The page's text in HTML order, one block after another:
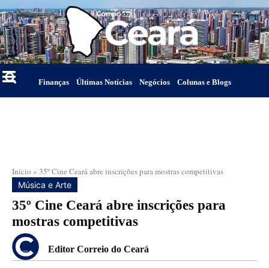
Finanças Últimas Notícias Negócios Colunas e Blogs
Início » 35º Cine Ceará abre inscrições para mostras competitivas
Música e Arte
35º Cine Ceará abre inscrições para
mostras competitivas
Editor Correio do Ceará